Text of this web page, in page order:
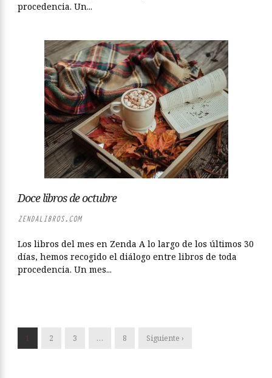
procedencia. Un...
Doce libros de octubre
ZENDALIBROS.COM
Los libros del mes en Zenda A lo largo de los últimos 30
días, hemos recogido el diálogo entre libros de toda
procedencia. Un mes...
1 2 3 … 8 Siguiente ›